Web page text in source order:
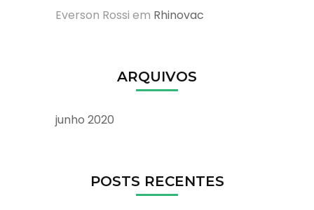
Everson Rossi em Rhinovac
ARQUIVOS
junho 2020
POSTS RECENTES